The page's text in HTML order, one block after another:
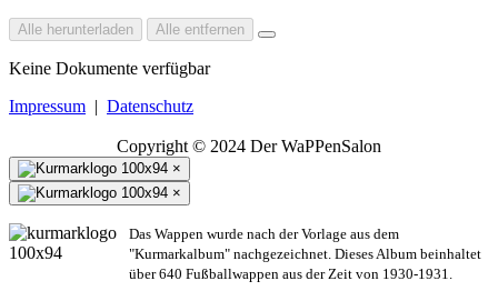
Alle herunterladen Alle entfernen
Keine Dokumente verfügbar
Impressum | Datenschutz
Copyright © 2024 Der WaPPenSalon
×
×
Das Wappen wurde nach der Vorlage aus dem
"Kurmarkalbum" nachgezeichnet. Dieses Album beinhaltet
über 640 Fußballwappen aus der Zeit von 1930-1931.